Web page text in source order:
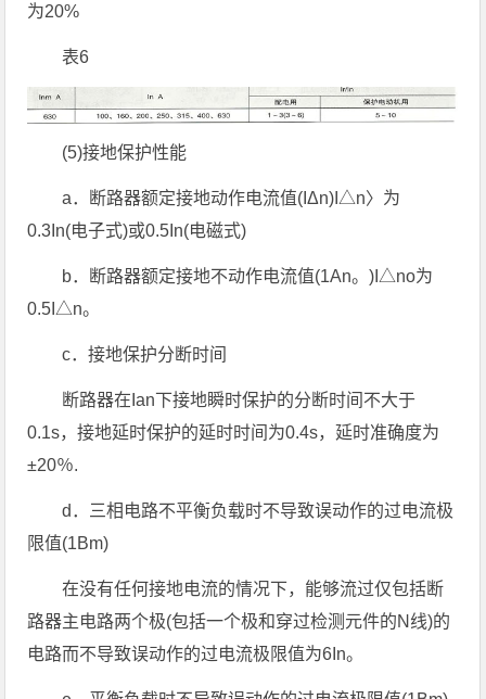
为20%
表6
(5)接地保护性能
a．断路器额定接地动作电流值(IΔn)I△n〉为
0.3In(电子式)或0.5In(电磁式)
b．断路器额定接地不动作电流值(1An。)I△no为
0.5I△n。
c．接地保护分断时间
断路器在Ian下接地瞬时保护的分断时间不大于
0.1s，接地延时保护的延时时间为0.4s，延时准确度为
±20％.
d．三相电路不平衡负载时不导致误动作的过电流极
限值(1Bm)
在没有任何接地电流的情况下，能够流过仅包括断
路器主电路两个极(包括一个极和穿过检测元件的N线)的
电路而不导致误动作的过电流极限值为6In。